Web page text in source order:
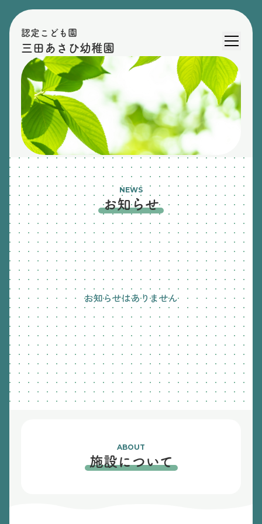
認定こども園
三田あさひ幼稚園
NEWS
お知らせ
お知らせはありません
ABOUT
施設について